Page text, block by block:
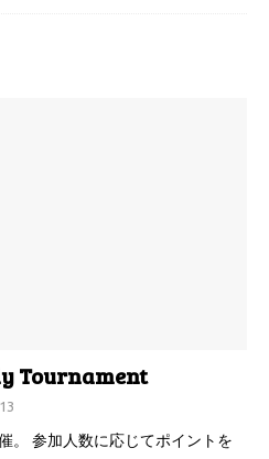
Tournament
13
。 参加人数に応じてポイントを